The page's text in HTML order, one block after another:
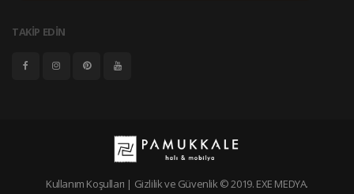
TAKİP EDİN
Kullanım Koşulları | Gizlilik ve Güvenlik © 2019. EXE MEDYA.